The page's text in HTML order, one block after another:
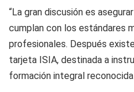
“La gran discusión es
cumplan con los estándares
profesionales. Después
tarjeta ISIA, destinada a
formación integral